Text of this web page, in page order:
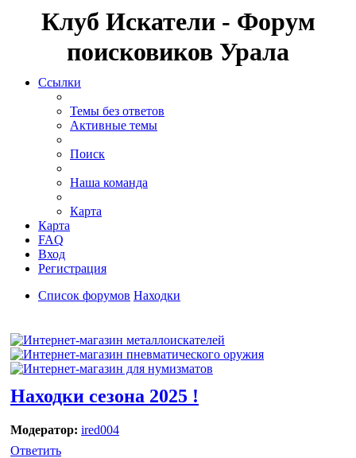
Клуб Искатели - Форум
поисковиков Урала
Ссылки
Темы без ответов
Активные темы
Поиск
Наша команда
Карта
Карта
FAQ
Вход
Регистрация
Список форумов Находки
Находки сезона 2025 !
Модератор: ired004
Ответить